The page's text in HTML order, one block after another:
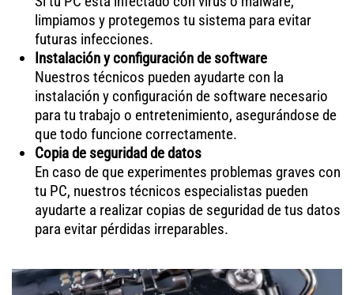
limpiamos y protegemos tu sistema para evitar
futuras infecciones.
Instalación y configuración de software
Nuestros técnicos pueden ayudarte con la
instalación y configuración de software necesario
para tu trabajo o entretenimiento, asegurándose de
que todo funcione correctamente.
Copia de seguridad de datos
En caso de que experimentes problemas graves con
tu PC, nuestros técnicos especialistas pueden
ayudarte a realizar copias de seguridad de tus datos
para evitar pérdidas irreparables.